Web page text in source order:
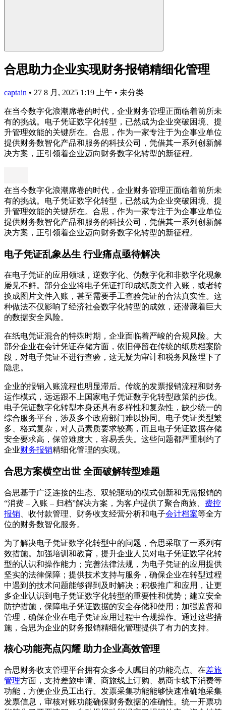
合思助力企业实现财务报销精细化管理
captain • 27 8 月, 2025 1:19 上午 • 未分类
在当今数字化浪潮席卷的时代，企业财务管理正面临着前所未
有的挑战。电子凭证数字化转型，已然成为企业突破困境、提
升管理效能的关键所在。合思，作为一家专注于为企事业单位
提供财务数智化产品和服务的科技公司，凭借其一系列创新解
决方案，正引领着企业迈向财务数字化转型的新征程。
在当今数字化浪潮席卷的时代，企业财务管理正面临着前所未
有的挑战。电子凭证数字化转型，已然成为企业突破困境、提
升管理效能的关键所在。合思，作为一家专注于为企事业单位
提供财务数智化产品和服务的科技公司，凭借其一系列创新解
决方案，正引领着企业迈向财务数字化转型的新征程。
电子凭证乱象丛生 行业痛点亟待解决
在电子凭证的应用领域，逆数字化、伪数字化和非数字化现象
屡见不鲜。部分企业将电子凭证打印成纸质文件入账，或者转
换成图片文件入账，甚至需要手工查验凭证的合法真实性。这
种做法不仅影响了经济社会数字化转型的成效，还潜藏着巨大
的数据安全风险。
在纸电凭证混合的特殊时期，企业面临着严峻的合规风险。大
部分企业在会计凭证存储方面，依旧停留在传统的纸质档案阶
段，对电子凭证不进行查验，这无疑为审计和税务风险埋下了
隐患。
企业的报销入账流程也明显滞后。传统的发票报销流程和财务
运作模式，远远跟不上国家电子凭证数字化转型政策的步伐。
电子凭证数字化转型本身还具有多样性和复杂性，缺少统一的
综合服务平台，涉及多个政府部门难以协同。电子凭证类型繁
多、格式复杂，对人员素质要求较高，而且电子凭证数据存储
安全要求高，保管难度大，容易丢失。这些问题都严重制约了
企业财务报销精细化管理的实现。
合思方案横空出世 全面破解转型难题
合思基于广泛连接的生态、双轮驱动的模式创新和无需报销的
“消费 – 入账 – 归档”解决方案，为客户提供了聚合商旅、 费控
报销 、收付款管理、财务收支经营分析和电子会计档案等全方
位的财务数智化服务。
为了解决电子凭证数字化转型中的问题，合思采取了一系列有
效措施。加强培训和教育，提升企业人员对电子凭证数字化转
型的认识和操作能力；完善法律法规，为电子凭证的应用提供
坚实的法律保障；提供技术支持与服务，确保企业在转型过程
中遇到的技术问题能够得到及时解决；积极推广和应用，让更
多企业认识到电子凭证数字化转型的重要性和优势；建立安全
防护措施，保障电子凭证数据的安全存储和使用；加强监督和
管理，确保企业在电子凭证应用过程中合规操作。通过这些措
施，合思为企业的财务报销精细化管理提供了有力的支持。
核心功能亮点闪耀 助力企业高效管理
合思财务收支管理平台拥有众多令人瞩目的功能亮点。在差旅
管理方面，支持差旅申请、商旅线上订购、易商卡线下消费等
功能，方便企业员工出行。发票采集功能能够快速准确地采集
发票信息，审核对账功能确保财务数据的准确性。统一开票功